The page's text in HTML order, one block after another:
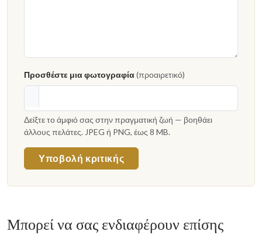
Προσθέστε μια φωτογραφία(προαιρετικό)
Δείξτε το άμφιό σας στην πραγματική ζωή — βοηθάει
άλλους πελάτες. JPEG ή PNG, έως 8 MB.
Υποβολή κριτικής
Μπορεί να σας ενδιαφέρουν επίσης